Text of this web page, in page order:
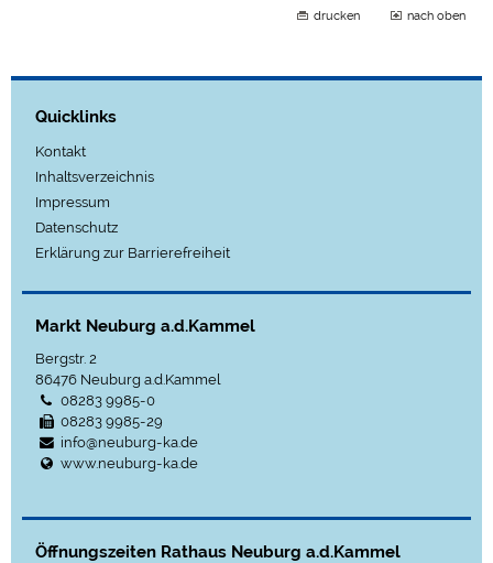
drucken nach oben
Quicklinks
Kontakt
Inhaltsverzeichnis
Impressum
Datenschutz
Erklärung zur Barrierefreiheit
Markt Neuburg a.d.Kammel
Bergstr. 2
86476 Neuburg a.d.Kammel
08283 9985-0
08283 9985-29
info@neuburg-ka.de
www.neuburg-ka.de
Öffnungszeiten Rathaus Neuburg a.d.Kammel